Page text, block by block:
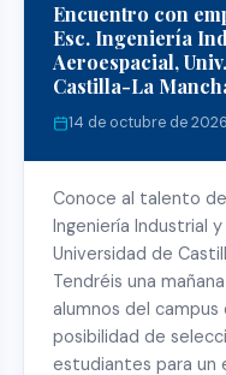
Encuentro con
Esc. Ingeniería
Aeroespacial,
Castilla-La
14 de octubre de 2026
Conoce al talento
Ingeniería Industrial
Universidad de
Tendréis una
alumnos del campus
posibilidad de
estudiantes para un